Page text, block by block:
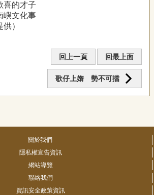
喜的才子
嶼文化事
）
回上一頁 回最上面
歌仔上媠 勢不可擋
關於我們
隱私權宣告資訊
網站導覽
聯絡我們
資訊安全政策資訊